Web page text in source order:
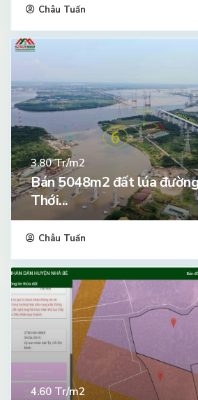
Châu Tuấn
3.80Tr/m2
Bán 5048m2 đất lúa
Thới...
Châu Tuấn
4.60 Tr/m2